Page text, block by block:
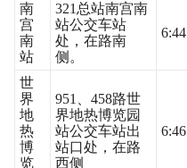
南
宫
南
站
321总站南宫南
站公交车站
处，在路南
侧。
6:44
世
界
地
热
博
览
951、458路世
界地热博览园
站公交车站出
站口处，在路
西侧
6:46